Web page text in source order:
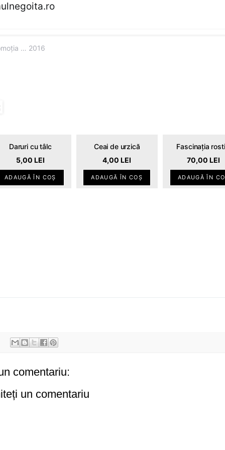
… 2016
Daruri cu tâlc
5,00 LEI
ADAUGĂ ÎN COȘ
Ceai de urzică
4,00LEI
ADAUGĂ ÎN COȘ
Fascinația
70,00LEI
ADAUGĂ ÎN
comentariu:
un comentariu